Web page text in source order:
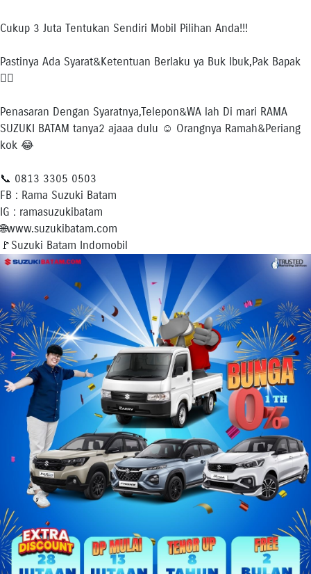
Cukup 3 Juta Tentukan Sendiri Mobil Pilihan Anda!!!
Pastinya Ada Syarat&Ketentuan Berlaku ya Buk Ibuk,Pak Bapak
💁‍♀
Penasaran Dengan Syaratnya,Telepon&WA lah Di mari RAMA
SUZUKI BATAM tanya2 ajaaa dulu ☺ Orangnya Ramah&Periang
kok 😂
📞 0813 3305 0503
FB : Rama Suzuki Batam
IG : ramasuzukibatam
🌐www.suzukibatam.com
🚩Suzuki Batam Indomobil